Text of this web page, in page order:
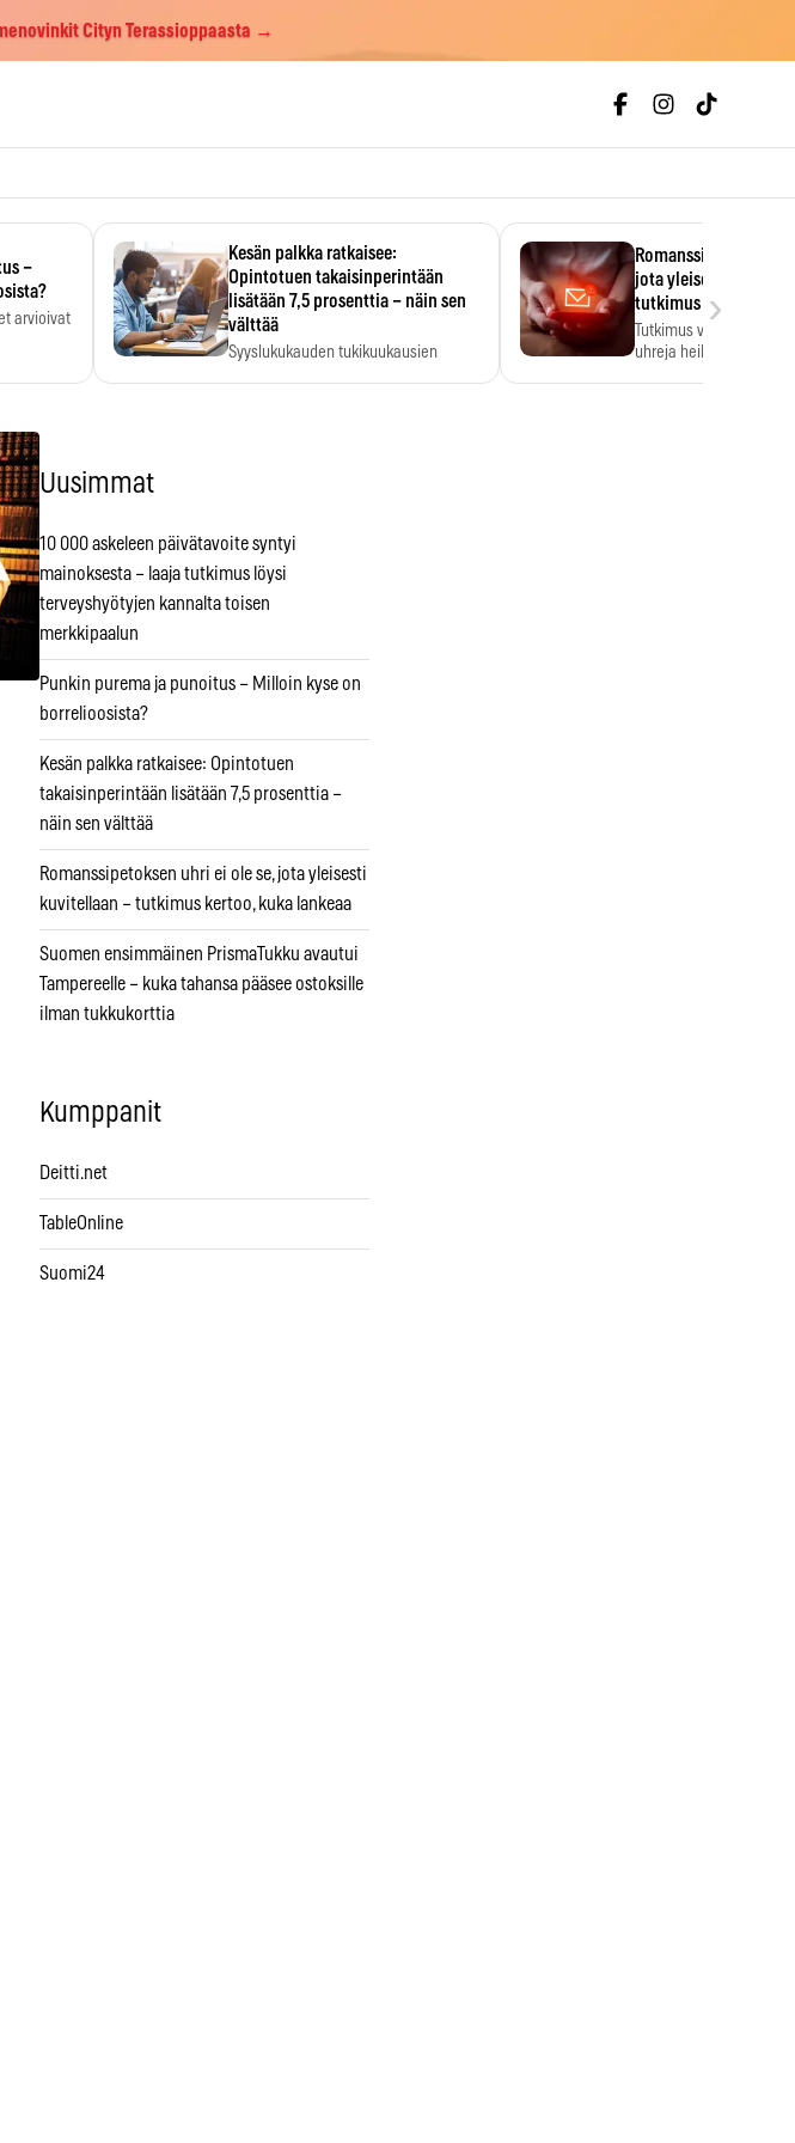
Cityn Terassioppaasta →
–
arvioivat
Kesän palkka ratkaisee:
Opintotuen takaisinperintään
lisätään 7,5 prosenttia – näin sen
välttää
Syyslukukauden tukikuukausien
Romanssipetoksen
jota yleisesti
tutkimus kertoo,
Tutkimus vertasi
uhreja heihin, joita ei
›
Uusimmat
10 000 askeleen päivätavoite syntyi
mainoksesta – laaja tutkimus löysi
terveyshyötyjen kannalta toisen
merkkipaalun
Punkin purema ja punoitus – Milloin kyse on
borrelioosista?
Kesän palkka ratkaisee: Opintotuen
takaisinperintään lisätään 7,5 prosenttia –
näin sen välttää
Romanssipetoksen uhri ei ole se, jota yleisesti
kuvitellaan – tutkimus kertoo, kuka lankeaa
Suomen ensimmäinen PrismaTukku avautui
Tampereelle – kuka tahansa pääsee ostoksille
ilman tukkukorttia
Kumppanit
Deitti.net
TableOnline
Suomi24